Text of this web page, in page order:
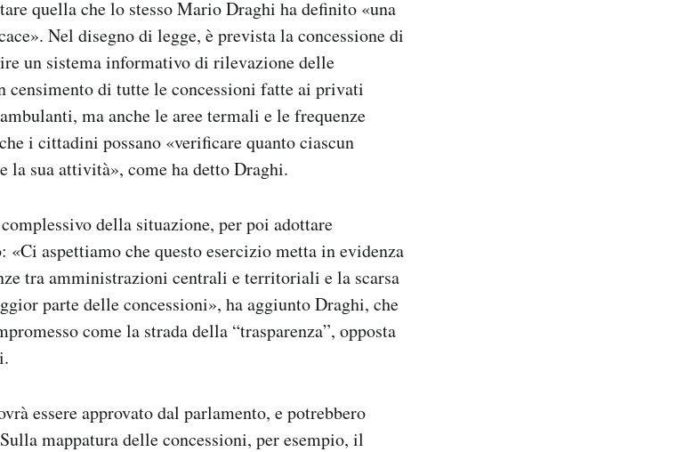
quella che lo stesso Mario Draghi ha definito «una
Nel disegno di legge, è prevista la concessione di
un sistema informativo di rilevazione delle
censimento di tutte le concessioni fatte ai privati
ma anche le aree termali e le frequenze
i cittadini possano «verificare quanto ciascun
la sua attività», come ha detto Draghi.
della situazione, per poi adottare
aspettiamo che questo esercizio metta in evidenza
tra amministrazioni centrali e territoriali e la scarsa
parte delle concessioni», ha aggiunto Draghi, che
come la strada della “trasparenza”, opposta
essere approvato dal parlamento, e potrebbero
mappatura delle concessioni, per esempio, il